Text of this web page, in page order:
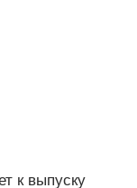
к выпуску